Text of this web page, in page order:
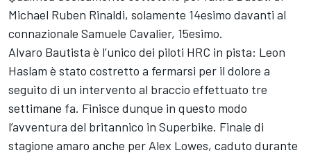
Michael Ruben Rinaldi, solamente 14esimo davanti al
connazionale Samuele Cavalier, 15esimo.
Alvaro Bautista è l’unico dei piloti HRC in pista: Leon
Haslam è stato costretto a fermarsi per il dolore a
seguito di un intervento al braccio effettuato tre
settimane fa. Finisce dunque in questo modo
l’avventura del britannico in Superbike. Finale di
stagione amaro anche per Alex Lowes, caduto durante